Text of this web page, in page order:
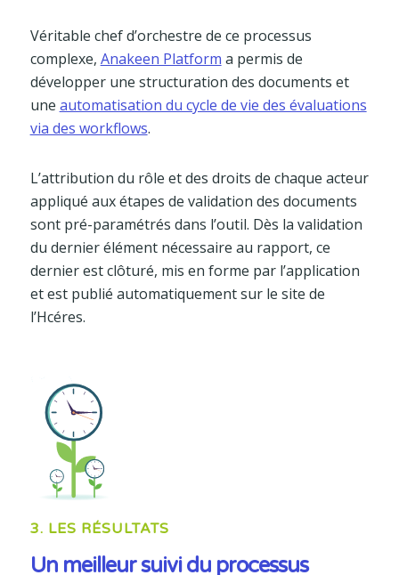
Véritable chef d’orchestre de ce processus
complexe, Anakeen Platform a permis de
développer une structuration des documents et
une automatisation du cycle de vie des évaluations
via des workflows.
L’attribution du rôle et des droits de chaque acteur
appliqué aux étapes de validation des documents
sont pré-paramétrés dans l’outil. Dès la validation
du dernier élément nécessaire au rapport, ce
dernier est clôturé, mis en forme par l’application
et est publié automatiquement sur le site de
l’Hcéres.
3. LES RÉSULTATS
Un meilleur suivi du processus